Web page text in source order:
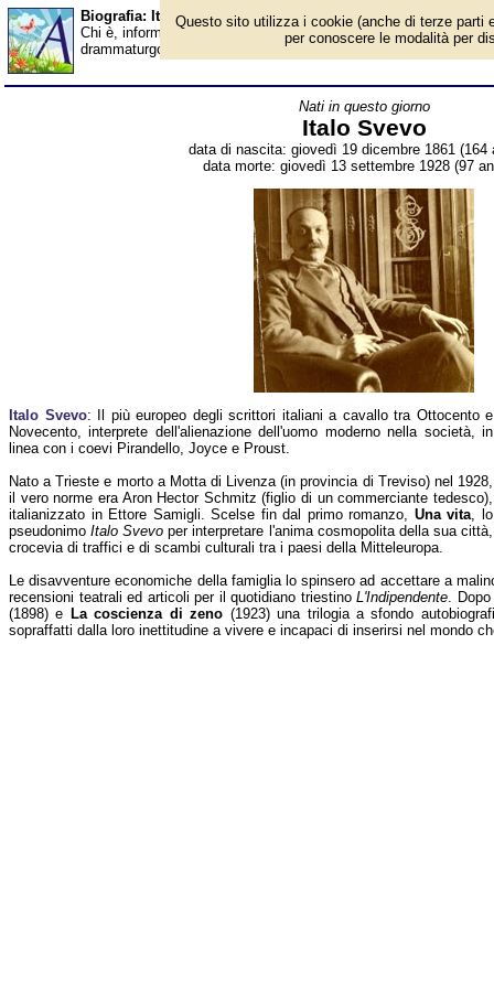
Biografia: Italo Svevo - Almanacco
Chi è, informazioni, foto, qual è la data di nascita, dove è nato,
drammaturgo italiano. Breve biografia. Voce dell'Almanacco.
Nati in questo giorno
Italo Svevo
data di nascita: giovedì 19 dicembre 1861 (164
data morte: giovedì 13 settembre 1928 (97
Italo Svevo: Il più europeo degli scrittori italiani a cavallo tra Ottocento e
Novecento, interprete dell'alienazione dell'uomo moderno nella società, in
linea con i coevi Pirandello, Joyce e Proust.
Nato a Trieste e morto a Motta di Livenza (in provincia di Treviso) nel 1928,
il vero norme era Aron Hector Schmitz (figlio di un commerciante tedesco),
italianizzato in Ettore Samigli. Scelse fin dal primo romanzo, Una vita, lo
pseudonimoItalo Svevo per interpretare l'anima cosmopolita della sua città,
crocevia di traffici e di scambi culturali tra i paesi della Mitteleuropa.
Le disavventure economiche della famiglia lo spinsero ad accettare a
recensioni teatrali ed articoli per il quotidiano triestino L'Indipendente.
(1898) e La coscienza di zeno (1923) una trilogia a sfondo
sopraffatti dalla loro inettitudine a vivere e incapaci di inserirsi nel mondo
Questo sito utilizza i cookie (anche di terze parti
per conoscere le modalità per